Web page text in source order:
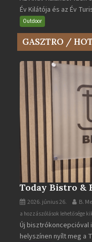
Kilátója
és
Év
Turistaháza
bejegyzéshez
Év Kilátója és az Év
Outdoor
GASZTRO /
Today Bistro &
2026. június 26. B.
Today
Bistro
&
a hozzászólások lehetősége
Új bisztrókoncepcióval
helyszínen nyílt meg a